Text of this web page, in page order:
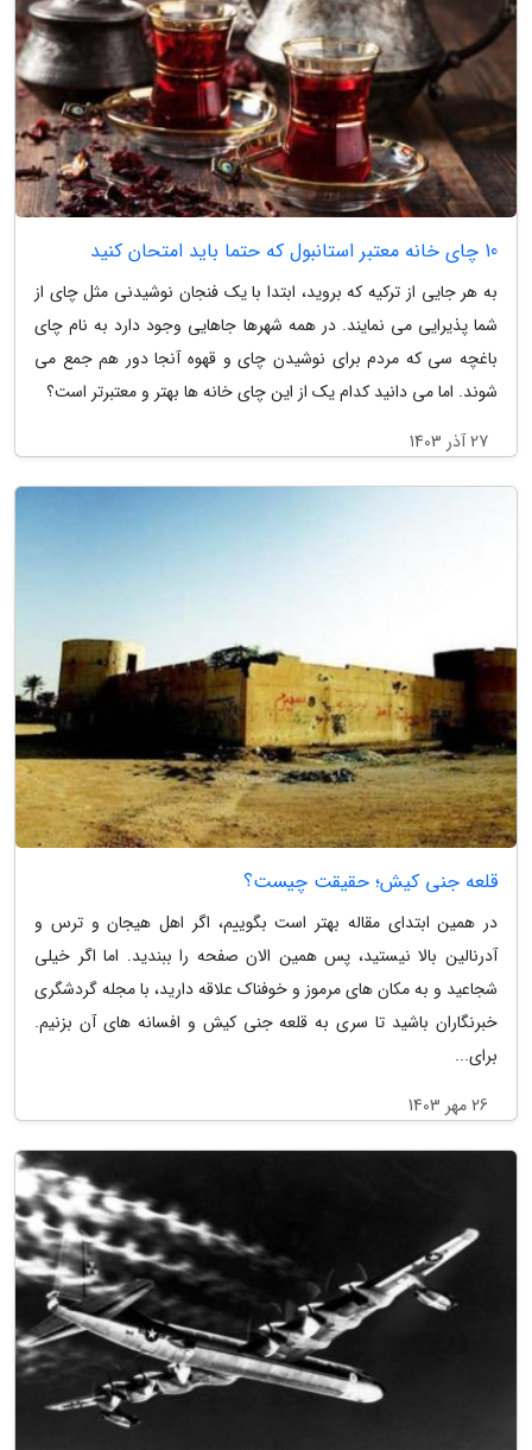
10 چای خانه معتبر استانبول که حتما باید امتحان کنید
به هر جایی از ترکیه که بروید، ابتدا با یک فنجان نوشیدنی مثل چای از
شما پذیرایی می نمایند. در همه شهرها جاهایی وجود دارد به نام چای
باغچه سی که مردم برای نوشیدن چای و قهوه آنجا دور هم جمع می
شوند. اما می دانید کدام یک از این چای خانه ها بهتر و معتبرتر است؟
27 آذر 1403
قلعه جنی کیش؛ حقیقت چیست؟
در همین ابتدای مقاله بهتر است بگوییم، اگر اهل هیجان و ترس و
آدرنالین بالا نیستید، پس همین الان صفحه را ببندید. اما اگر خیلی
شجاعید و به مکان های مرموز و خوفناک علاقه دارید، با مجله گردشگری
خبرنگاران باشید تا سری به قلعه جنی کیش و افسانه های آن بزنیم.
برای...
26 مهر 1403